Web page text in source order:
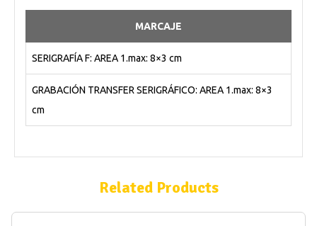
MARCAJE
SERIGRAFÍA F: AREA 1.max: 8×3 cm
GRABACIÓN TRANSFER SERIGRÁFICO: AREA 1.max: 8×3
cm
Related Products